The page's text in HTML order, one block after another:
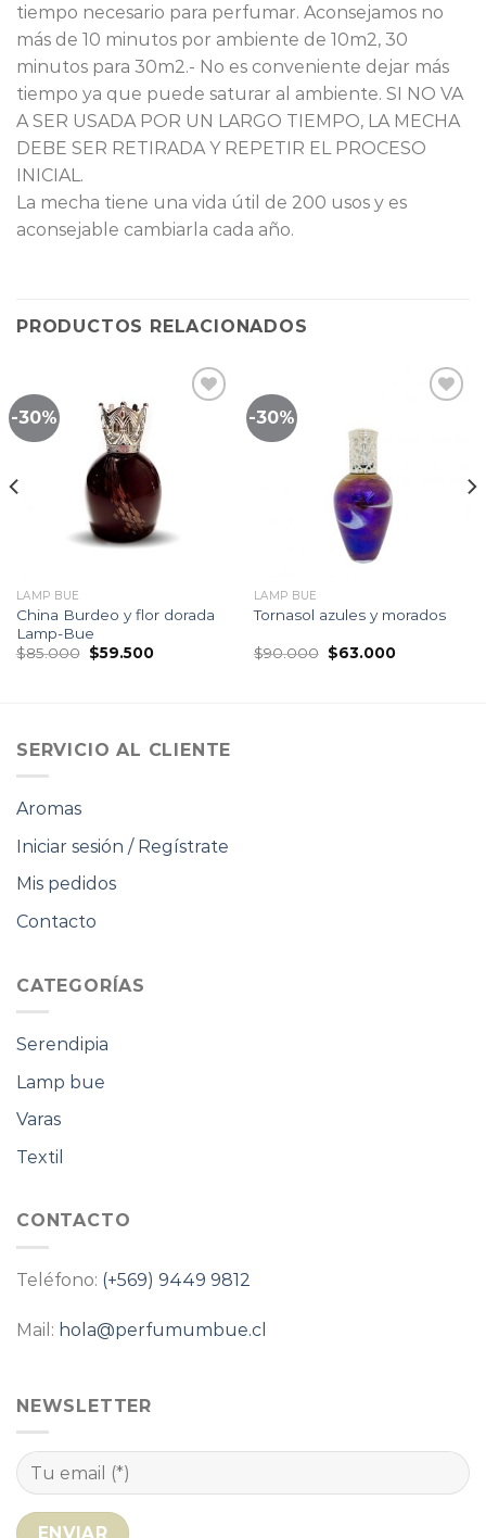
tiempo necesario para perfumar. Aconsejamos no
más de 10 minutos por ambiente de 10m2, 30
minutos para 30m2.- No es conveniente dejar más
tiempo ya que puede saturar al ambiente. SI NO VA
A SER USADA POR UN LARGO TIEMPO, LA MECHA
DEBE SER RETIRADA Y REPETIR EL PROCESO
INICIAL.
La mecha tiene una vida útil de 200 usos y es
aconsejable cambiarla cada año.
PRODUCTOS RELACIONADOS
-30%
seguimiento
LAMP BUE
China Burdeo y flor dorada
Lamp-Bue
$85.000 El
precio
$59.500El
-30%
LAMP BUE
Tornasol azules y morados
$90.000 El
precio
$63.000El
SERVICIO AL CLIENTE
Aromas
Iniciar sesión / Regístrate
Mis pedidos
Contacto
CATEGORÍAS
Serendipia
Lamp bue
Varas
Textil
CONTACTO
Teléfono: (+569) 9449 9812
Mail: hola@perfumumbue.cl
NEWSLETTER